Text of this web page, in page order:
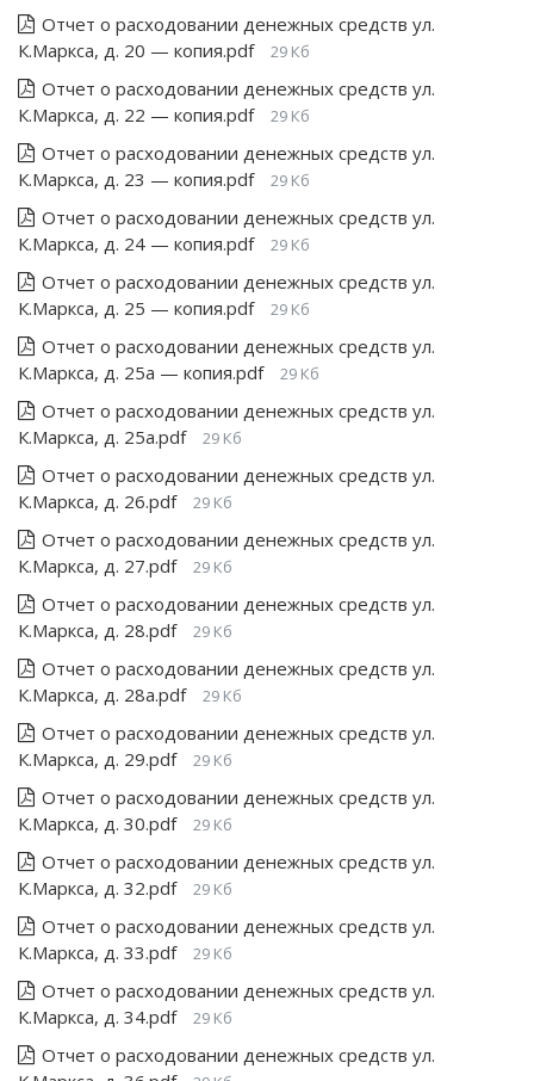
Отчет о расходовании денежных средств ул.
К.Маркса, д. 20 — копия.pdf
29 Кб
Отчет о расходовании денежных средств ул.
К.Маркса, д. 22 — копия.pdf
29 Кб
Отчет о расходовании денежных средств ул.
К.Маркса, д. 23 — копия.pdf
29 Кб
Отчет о расходовании денежных средств ул.
К.Маркса, д. 24 — копия.pdf
29 Кб
Отчет о расходовании денежных средств ул.
К.Маркса, д. 25 — копия.pdf
29 Кб
Отчет о расходовании денежных средств ул.
К.Маркса, д. 25а — копия.pdf
29 Кб
Отчет о расходовании денежных средств ул.
К.Маркса, д. 25а.pdf
29 Кб
Отчет о расходовании денежных средств ул.
К.Маркса, д. 26.pdf
29 Кб
Отчет о расходовании денежных средств ул.
К.Маркса, д. 27.pdf
29 Кб
Отчет о расходовании денежных средств ул.
К.Маркса, д. 28.pdf
29 Кб
Отчет о расходовании денежных средств ул.
К.Маркса, д. 28а.pdf
29 Кб
Отчет о расходовании денежных средств ул.
К.Маркса, д. 29.pdf
29 Кб
Отчет о расходовании денежных средств ул.
К.Маркса, д. 30.pdf
29 Кб
Отчет о расходовании денежных средств ул.
К.Маркса, д. 32.pdf
29 Кб
Отчет о расходовании денежных средств ул.
К.Маркса, д. 33.pdf
29 Кб
Отчет о расходовании денежных средств ул.
К.Маркса, д. 34.pdf
29 Кб
Отчет о расходовании денежных средств ул.